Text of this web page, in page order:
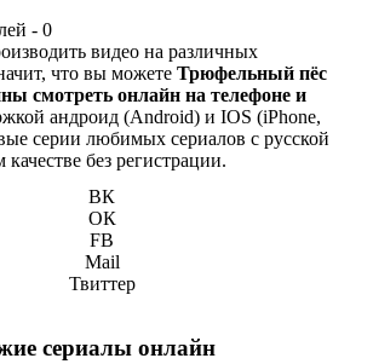
- 0
видео на различных
что вы можете Трюфельный пёс
смотреть онлайн на телефоне и
андроид (Android) и IOS (iPhone,
серии любимых сериалов с русской
без регистрации.
ВК
ОК
FB
Mail
Твиттер
сериалы онлайн